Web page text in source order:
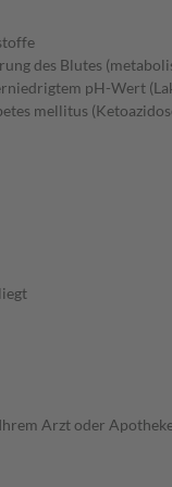
des Blutes
pH-Wert
mellitus
Arzt oder